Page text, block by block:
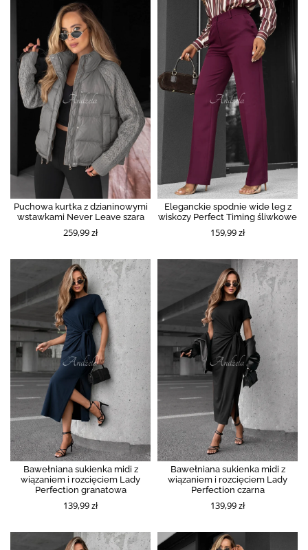
Puchowa kurtka z dzianinowymi
wstawkami Never Leave szara
259,99 zł
Eleganckie spodnie wide leg z
wiskozy Perfect Timing śliwkowe
159,99 zł
Bawełniana sukienka midi z
wiązaniem i rozcięciem Lady
Perfection granatowa
139,99 zł
Bawełniana sukienka midi z
wiązaniem i rozcięciem Lady
Perfection czarna
139,99 zł